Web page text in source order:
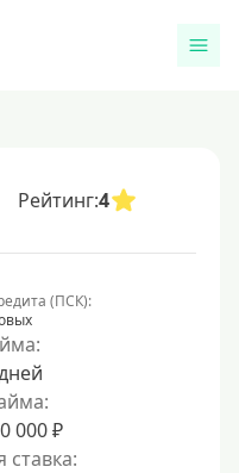
Рейтинг:4
(ПСК):
000 ₽
ставка: